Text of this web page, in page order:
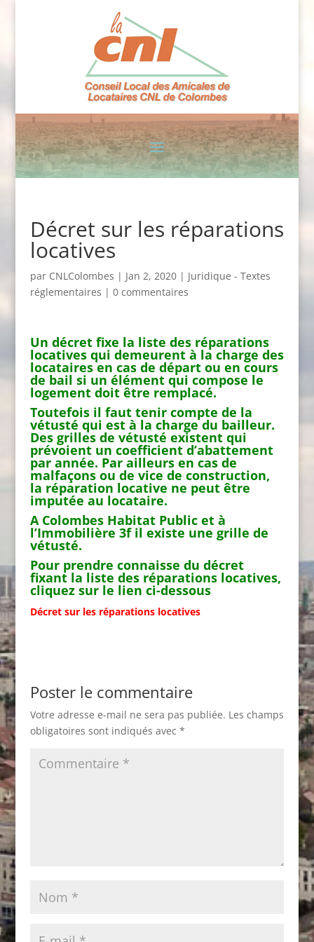
Décret sur les réparations
locatives
par CNLColombes | Jan 2, 2020| Juridique - Textes
réglementaires | 0 commentaires
Un décret fixe la liste des réparations
locatives qui demeurent à la charge des
locataires en cas de départ ou en cours
de bail si un élément qui compose le
logement doit être remplacé.
Toutefois il faut tenir compte de la
vétusté qui est à la charge du bailleur.
Des grilles de vétusté existent qui
prévoient un coefficient d’abattement
par année. Par ailleurs en cas de
malfaçons ou de vice de construction,
la réparation locative ne peut être
imputée au locataire.
A Colombes Habitat Public et à
l’Immobilière 3f il existe une grille de
vétusté.
Pour prendre connaisse du décret
fixant la liste des réparations locatives,
cliquez sur le lien ci-dessous
Décret sur les réparations locatives
Poster le commentaire
Votre adresse e-mail ne sera pas publiée. Les champs
obligatoires sont indiqués avec *